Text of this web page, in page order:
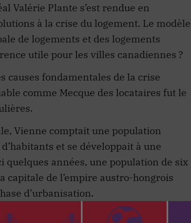
Valérie Plante s’est rendue en
à la crise du logement. Le modèle
de logements et des logements
utile pour les villes canadiennes ?
causes fondamentales de la crise
comme Mecque des locataires fut le
Vienne comptait une population
et se développait à une
quelques années, une population de six
capitale de l’empire austro-hongrois
d’urbanisation.
jetèrent les bases d’une grande